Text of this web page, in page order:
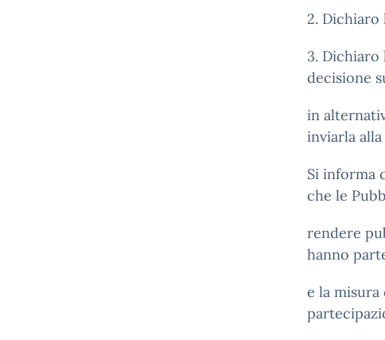
2. Dichiaro
3.
decisione
in
inviarla alla
Si informa
che le
rendere
hanno
e la